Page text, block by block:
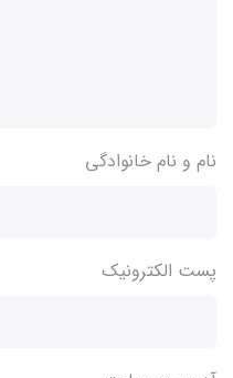
نام و نام خانوادگی
پست الکترونیک